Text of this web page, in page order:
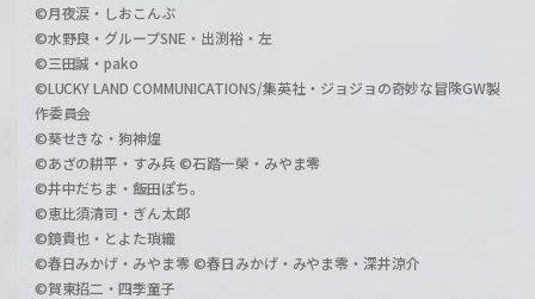
©月夜涙・しおこんぶ
©水野良・グループSNE・出渕裕・左
©三田誠・pako
©LUCKY LAND COMMUNICATIONS/集英社・ジョジョの奇妙な冒険GW製
作委員会
©葵せきな・狗神煌
©あざの耕平・すみ兵 ©石踏一榮・みやま零
©井中だちま・飯田ぽち。
©恵比須清司・ぎん太郎
©鏡貴也・とよた瑣織
©春日みかげ・みやま零 ©春日みかげ・みやま零・深井涼介
©賀東招二・四季童子